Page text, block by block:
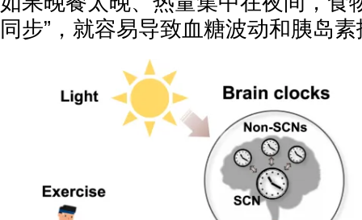
同步”，就容易导致血糖波动和胰岛